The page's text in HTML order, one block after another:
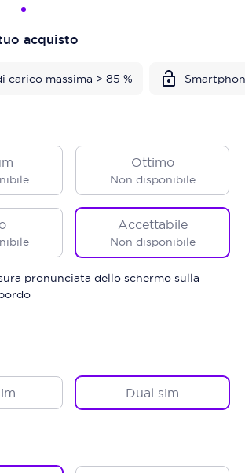
acquisto
carico massima > 85 %
Ottimo
Non disponibile
Accettabile
Non disponibile
pronunciata dello schermo sulla
Dual sim